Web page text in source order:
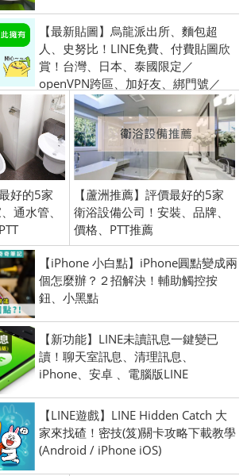
【最新貼圖】烏龍派出所、麵包超
人、史努比！LINE免費、付費貼圖欣
賞！台灣、日本、泰國限定／
openVPN跨區、加好友、綁門號／
2015/10/8
好的5家
通水管、
【蘆洲推薦】評價最好的5家
衛浴設備公司！安裝、品牌、
價格、PTT推薦
【iPhone 小白點】iPhone圓點變成兩
個怎麼辦？２招解決！輔助觸控按
鈕、小黑點
【新功能】LINE未讀訊息一鍵變已
讀！聊天室訊息、清理訊息、
iPhone、安卓 、電腦版LINE
【LINE遊戲】LINE Hidden Catch 大
家來找碴！密技(笈)關卡攻略下載教學
(Android / iPhone iOS)